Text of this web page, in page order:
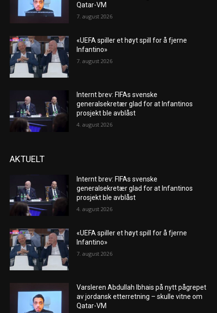
Qatar-VM
7. august 2026
«UEFA spiller et høyt spill for å fjerne
Infantino»
7. august 2026
Internt brev: FIFAs svenske
generalsekretær glad for at Infantinos
prosjekt ble avblåst
4. august 2026
AKTUELT
Internt brev: FIFAs svenske
generalsekretær glad for at Infantinos
prosjekt ble avblåst
4. august 2026
«UEFA spiller et høyt spill for å fjerne
Infantino»
7. august 2026
Varsleren Abdullah Ibhais på nytt pågrepet
av jordansk etterretning – skulle vitne om
Qatar-VM